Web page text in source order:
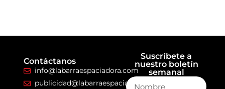
Contáctanos
info@labarraespaciadora.com
publicidad@labarraespaciadora.com
Suscríbete a
nuestro boletín
semanal